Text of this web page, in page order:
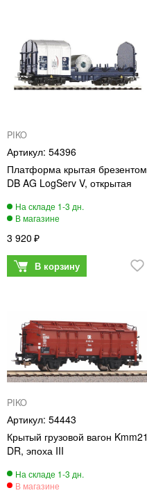
PIKO
54396
Платформа крытая брезентом
DB AG LogServ V, открытая
3 920
PIKO
54443
Крытый грузовой вагон Kmm21
DR, эпоха III